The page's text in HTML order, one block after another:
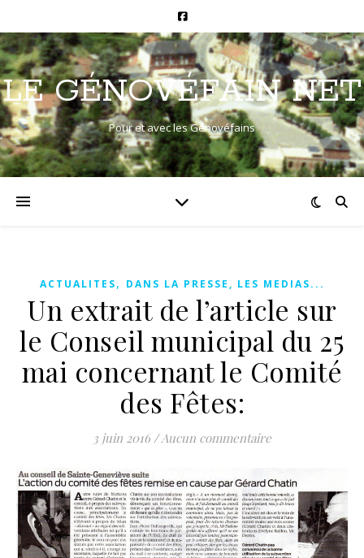
LE GÉNOVÉFAIN NET
Pour et avec les Génovéfains
ACTUALITES, DANS LA PRESSE, LES MEDIAS...
Un extrait de l’article sur
le Conseil municipal du 25
mai concernant le Comité
des Fêtes:
3 juin 2016 /Aucun commentaire